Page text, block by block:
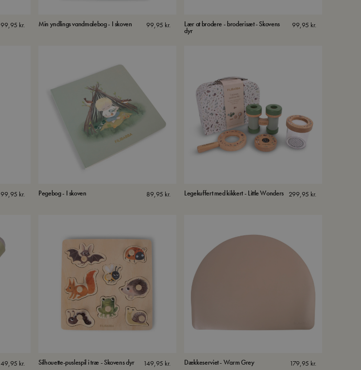
99,95 kr. Min yndlings vandmalebog - I skoven 99,95 kr. Lær at brodere - broderisæt - Skovens
dyr
99,95 kr.
99,95 kr. Pegebog - I skoven 89,95 kr. Legekuffert med kikkert - Little Wonders 299,95 kr.
49,95 kr. Silhouette-puslespil i træ - Skovens dyr 149,95 kr. Dækkeserviet - Warm Grey 179,95 kr.